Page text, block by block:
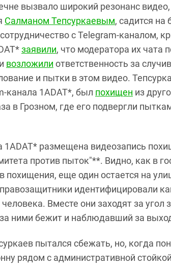
вызвало широкий резонанс
Салманом Тепсуркаевым, садится на
с Telegram-каналом,
заявили, что модератора их чата
возложили ответственность за
и пытки в этом видео.
канала 1ADAT*, был похищен из
в Грозном, где его подвергли
1ADAT* размещена видеозапись
против пыток"**. Видно, как в
похищения, еще один остается на
идентифицировали
Вместе они заходят за
ними бежит и наблюдавший за
пытался сбежать, но, когда
рядом с административной